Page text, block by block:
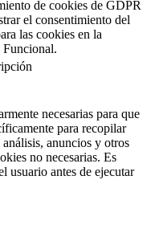
de cookies de GDPR
el consentimiento del
las cookies en la
Funcional.
necesarias para que
para recopilar
análisis, anuncios y otros
no necesarias. Es
usuario antes de ejecutar